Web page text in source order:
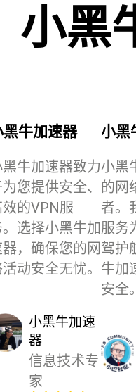
小黑
黑牛加速器
牛加速器致力
您提供安全、
的VPN服
选择小黑牛加
，确保您的网
动安全无忧。
小黑牛加速
器
信息技术专
家
小黑
小黑
的网
者。
服务
驾护
牛加
安全。